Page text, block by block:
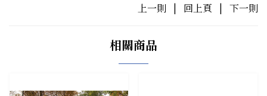
上一則 | 回上頁 | 下一則
相關商品